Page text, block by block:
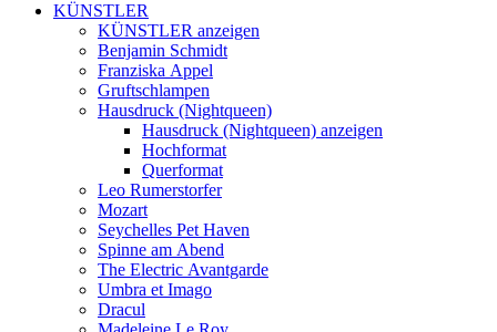
KÜNSTLER
KÜNSTLER anzeigen
Benjamin Schmidt
Franziska Appel
Gruftschlampen
Hausdruck (Nightqueen)
Hausdruck (Nightqueen) anzeigen
Hochformat
Querformat
Leo Rumerstorfer
Mozart
Seychelles Pet Haven
Spinne am Abend
The Electric Avantgarde
Umbra et Imago
Dracul